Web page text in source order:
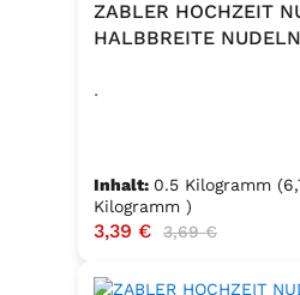
ZABLER HOCHZEIT
HALBBREITE
.
Inhalt: 0.5 Kilogramm
Kilogramm )
Verkaufspreis:
3,39 € Regulärer Preis:
3,69 €